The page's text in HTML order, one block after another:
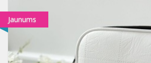
Jaunums